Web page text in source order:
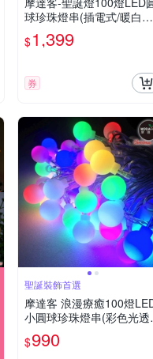
球珍珠燈串(插電式/暖白光
黑線/ 附控制器跳機)(高亮度
又省電)
$1,399
券
聖誕裝飾首選
摩達客 浪漫療癒100燈
小圓球珍珠燈串(彩色光透
線/USB接頭)聖誕燈
$990